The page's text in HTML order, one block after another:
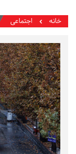
خانه اجتماعی